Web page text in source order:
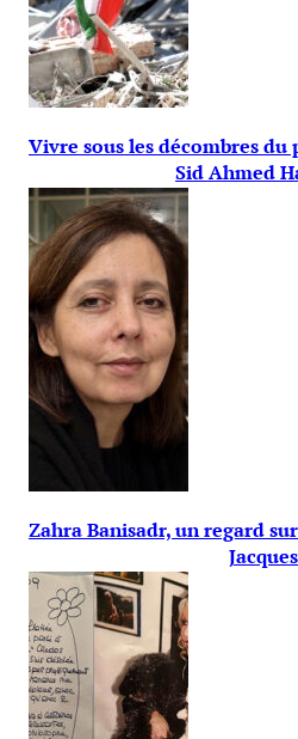
Vivre sous les décombres du
Sid Ahmed
Zahra Banisadr, un regard